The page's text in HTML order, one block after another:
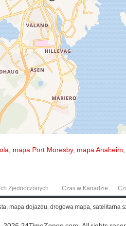
mapa Port Moresby, mapa Anaheim
Zjednoczonych Czas w Kanadzie
mapa dojazdu, drogowa mapa, satelitarna